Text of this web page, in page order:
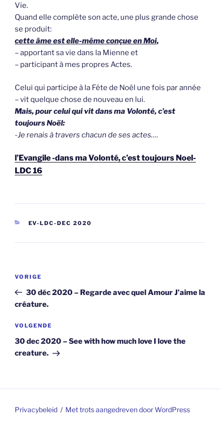
Vie.
Quand elle complète son acte, une plus grande chose
se produit:
cette âme est elle-même conçue en Moi,
– apportant sa vie dans la Mienne et
– participant à mes propres Actes.
Celui qui participe à la Fête de Noël une fois par année
– vit quelque chose de nouveau en lui.
Mais, pour celui qui vit dans ma Volonté, c’est
toujours Noël:
-Je renais à travers chacun de ses actes….
l’Evangile -dans ma Volonté, c’est toujours Noel-
LDC 16
CATEGORIEËN
EV-LDC-DEC 2020
Vorig
bericht
VORIGE
30 déc 2020 – Regarde avec quel Amour J’aime la
créature.
Volgend
bericht
VOLGENDE
30 dec 2020 – See with how much love I love the
creature.
Privacybeleid Met trots aangedreven door WordPress